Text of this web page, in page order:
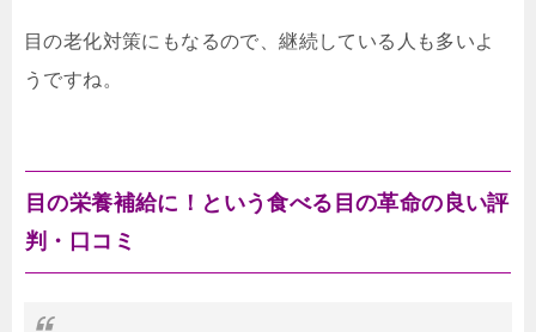
目の老化対策にもなるので、継続している人も多いよ
うですね。
目の栄養補給に！という食べる目の革命の良い評
判・口コミ